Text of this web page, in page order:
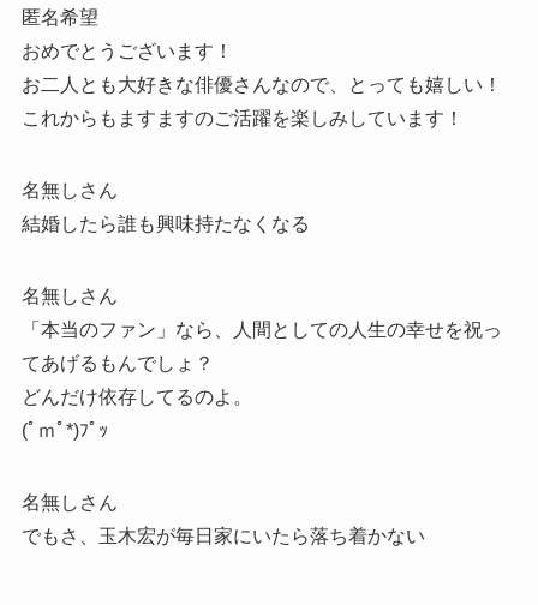
匿名希望
おめでとうございます！
お二人とも大好きな俳優さんなので、とっても嬉しい！
これからもますますのご活躍を楽しみしています！
名無しさん
結婚したら誰も興味持たなくなる
名無しさん
「本当のファン」なら、人間としての人生の幸せを祝っ
てあげるもんでしょ？
どんだけ依存してるのよ。
(ﾟｍﾟ*)ﾌﾟｯ
名無しさん
でもさ、玉木宏が毎日家にいたら落ち着かない